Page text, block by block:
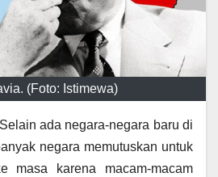
(Foto: Istimewa)
ada negara-negara baru di
negara memutuskan untuk
masa karena macam-macam